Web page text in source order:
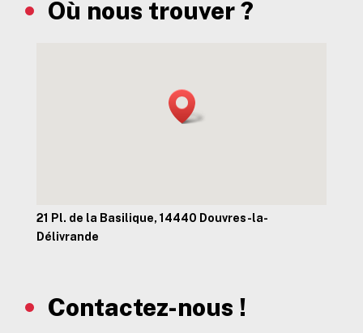
Où nous trouver ?
21 Pl. de la Basilique, 14440 Douvres-la-
Délivrande
Contactez-nous !